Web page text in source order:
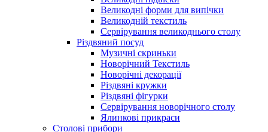
Великодні форми для випічки
Великодній текстиль
Сервірування великоднього столу
Різдвяний посуд
Музичні скриньки
Новорічний Текстиль
Новорічні декорації
Різдвяні кружки
Різдвяні фігурки
Сервірування новорічного столу
Ялинкові прикраси
Столові прибори